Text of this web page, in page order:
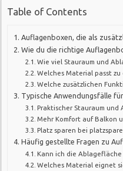
Table of Contents
Auflagenboxen, die als
Wie du die richtige
Wie viel Stauraum und
Welches Material passt
Welche zusätzlichen
Typische Anwendungsfälle
Praktischer Stauraum und
Mehr Komfort auf Balkon
Platz sparen bei
Häufig gestellte Fragen zu
Kann ich die
Welches Material eignet